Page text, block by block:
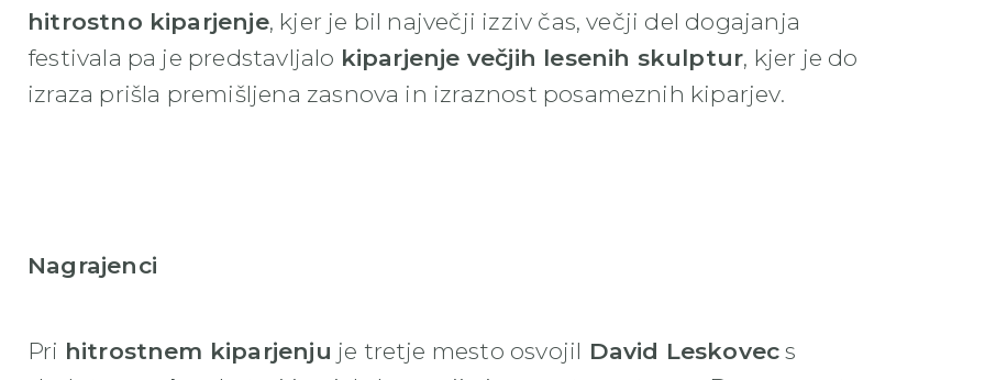
hitrostno kiparjenje, kjer je bil največji izziv čas, večji del dogajanja
festivala pa je predstavljalo kiparjenje večjih lesenih skulptur, kjer je do
izraza prišla premišljena zasnova in izraznost posameznih kiparjev.
Nagrajenci
Pri hitrostnem kiparjenju je tretje mesto osvojil David Leskovec s